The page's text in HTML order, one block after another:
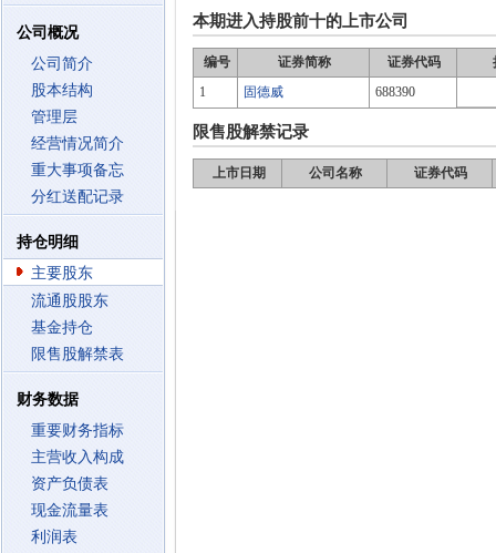
公司概况
公司简介
股本结构
管理层
经营情况简介
重大事项备忘
分红送配记录
持仓明细
主要股东
流通股股东
基金持仓
限售股解禁表
财务数据
重要财务指标
主营收入构成
资产负债表
现金流量表
利润表
本期进入持股前十的上市公司
编号 证券简称 证券代码
1
固德威 688390
限售股解禁记录
上市日期 公司名称 证券代码